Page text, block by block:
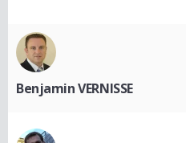
Benjamin VERNISSE